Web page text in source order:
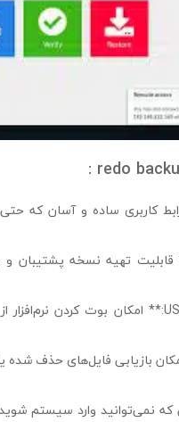
کاربری ساده و آسان که حتی
تهیه نسخه پشتیبان و
بازیابی فایل‌های حذف شده
نمی‌توانید وارد سیستم